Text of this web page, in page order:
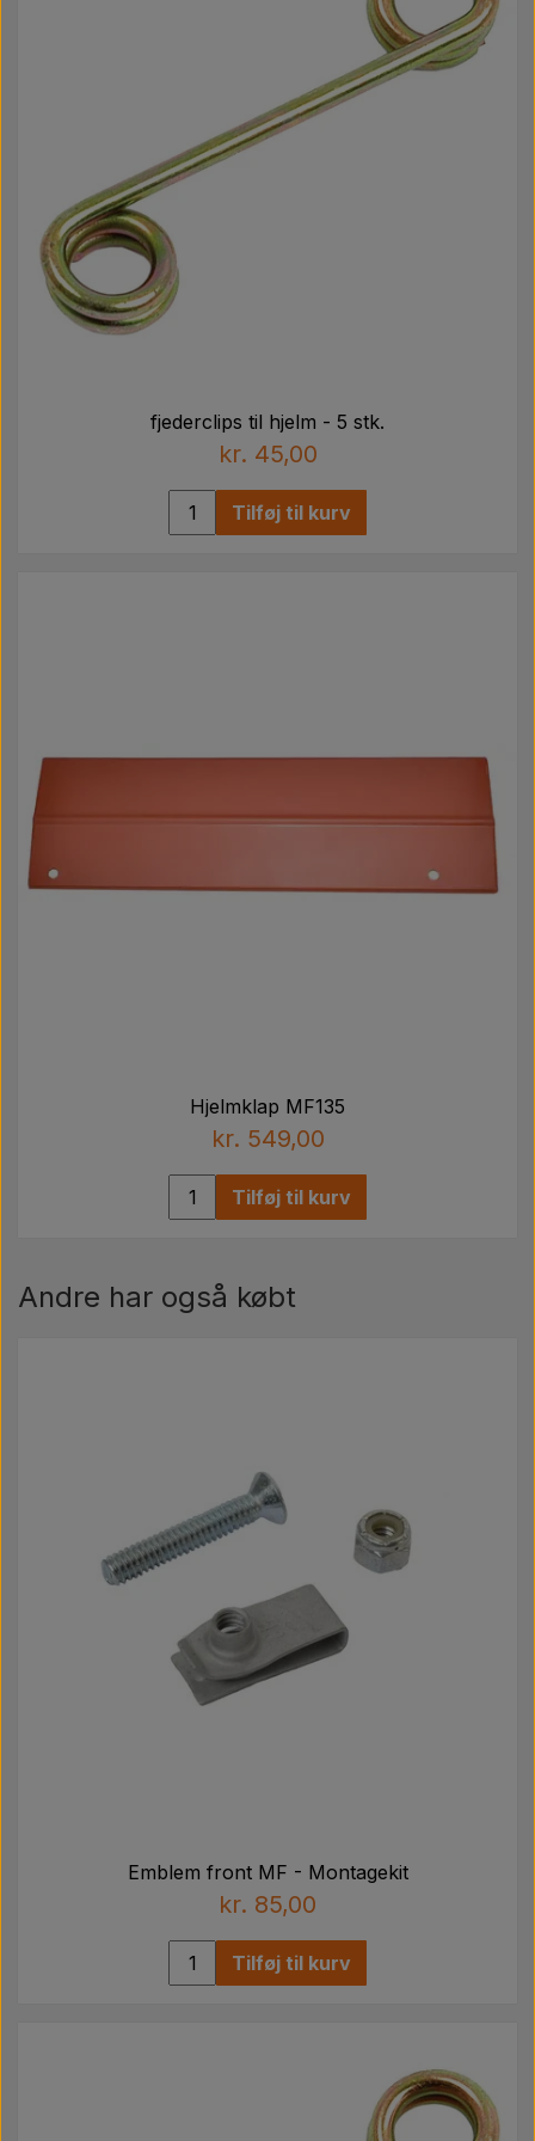
fjederclips til hjelm - 5 stk.
kr. 45,00
Tilføj til kurv
Hjelmklap MF135
kr. 549,00
Tilføj til kurv
Andre har også købt
Emblem front MF - Montagekit
kr. 85,00
Tilføj til kurv